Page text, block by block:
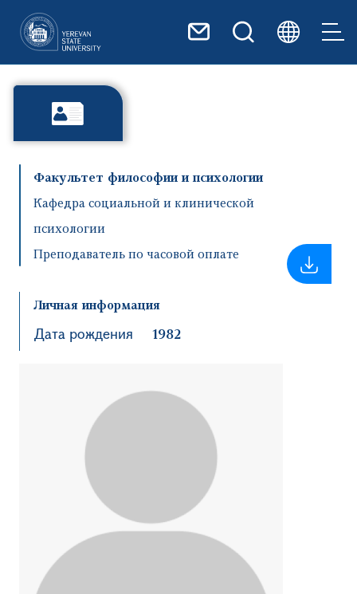
Факультет философии и психологии
Кафедра социальной и клинической
психологии
Преподаватель по часовой оплате
Личная информация
Дата рождения 1982